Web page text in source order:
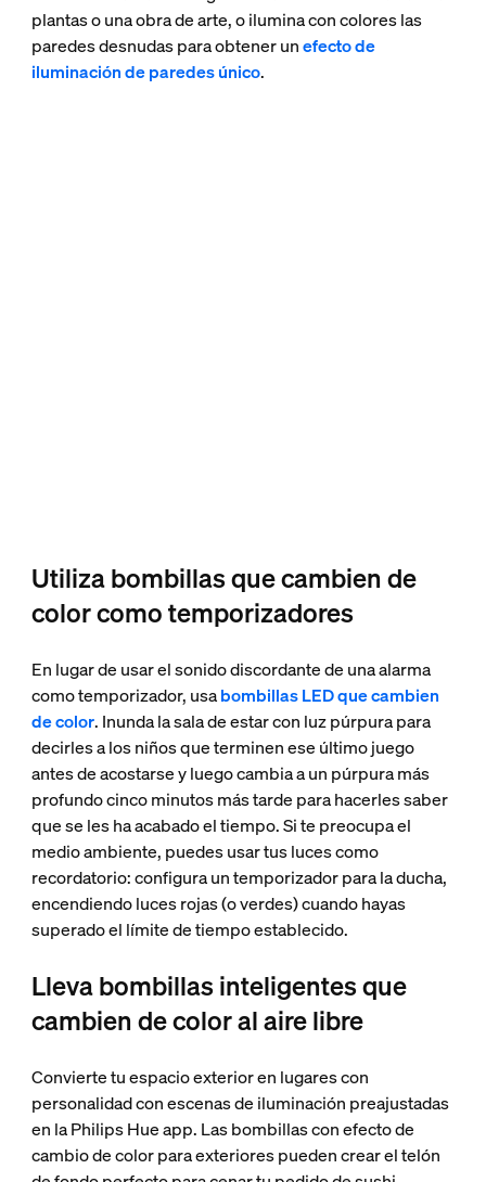
plantas o una obra de arte, o ilumina con colores las
paredes desnudas para obtener unefecto de
iluminación de paredes único.
Utiliza bombillas que cambien de
color como temporizadores
En lugar de usar el sonido discordante de una alarma
como temporizador, usabombillas LED que cambien
de color. Inunda la sala de estar con luz púrpura para
decirles a los niños que terminen ese último juego
antes de acostarse y luego cambia a un púrpura más
profundo cinco minutos más tarde para hacerles saber
que se les ha acabado el tiempo. Si te preocupa el
medio ambiente, puedes usar tus luces como
recordatorio: configura un temporizador para la ducha,
encendiendo luces rojas (o verdes) cuando hayas
superado el límite de tiempo establecido.
Lleva bombillas inteligentes que
cambien de color al aire libre
Convierte tu espacio exterior en lugares con
personalidad con escenas de iluminación preajustadas
en la Philips Hue app. Las bombillas con efecto de
cambio de color para exteriores pueden crear el telón